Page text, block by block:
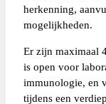
herkenning,
mogelijkheden.
Er zijn maximaal
is open voor
immunologie, en
tijdens een